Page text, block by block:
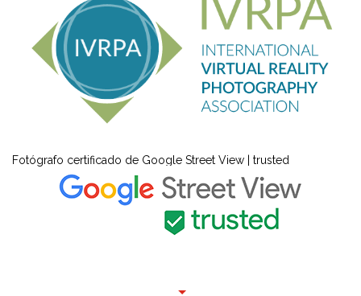
Fotógrafo certificado de Google Street View | trusted